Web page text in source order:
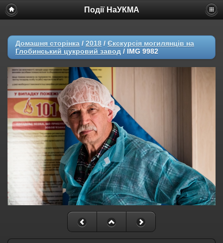
Події НаУКМА
Домашня сторінка / 2018 / Єкскурсія могилянців на
Глобинський цукровий завод / IMG 9982